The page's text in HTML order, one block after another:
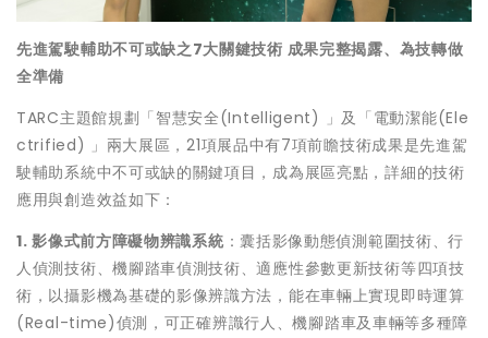
先進駕駛輔助不可或缺之7大關鍵技術 成果完整揭露、為技轉做
全準備
TARC主題館規劃「智慧安全(Intelligent) 」及「電動潔能(Ele
ctrified) 」兩大展區，21項展品中有7項前瞻技術成果是先進駕
駛輔助系統中不可或缺的關鍵項目，成為展區亮點，詳細的技術
應用與創造效益如下：
1.影像式前方障礙物辨識系統 ：囊括影像動態偵測範圍技術、行
人偵測技術、機腳踏車偵測技術、適應性參數更新技術等四項技
術，以攝影機為基礎的影像辨識方法，能在車輛上實現即時運算
(Real-time)偵測，可正確辨識行人、機腳踏車及車輛等多種障